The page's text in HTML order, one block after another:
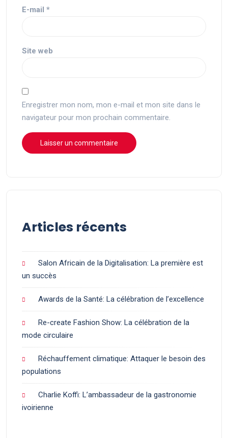
E-mail *
Site web
Enregistrer mon nom, mon e-mail et mon site dans le
navigateur pour mon prochain commentaire.
Articles récents
Salon Africain de la Digitalisation: La première est
un succès
Awards de la Santé: La célébration de l’excellence
Re-create Fashion Show: La célébration de la
mode circulaire
Réchauffement climatique: Attaquer le besoin des
populations
Charlie Koffi: L’ambassadeur de la gastronomie
ivoirienne